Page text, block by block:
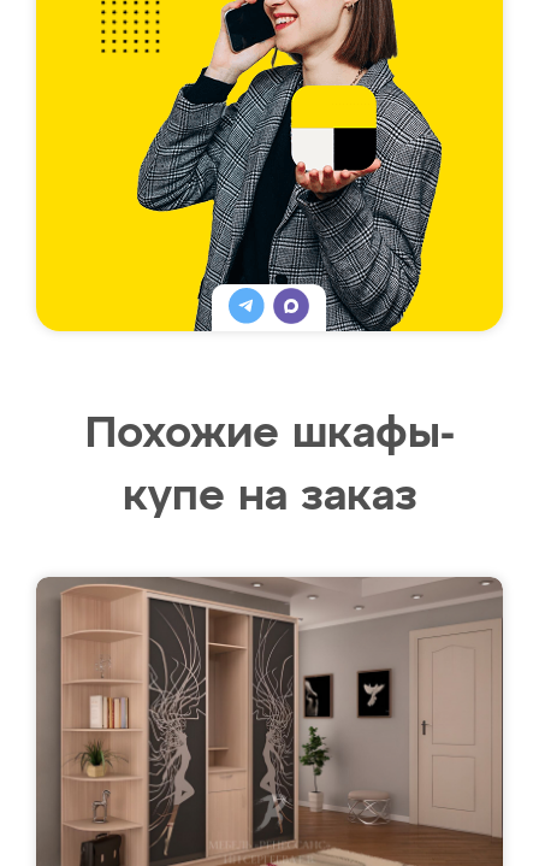
Похожие шкафы-
купе на заказ